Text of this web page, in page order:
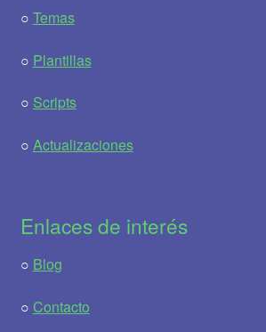
○ Temas
○ Plantillas
○ Scripts
○ Actualizaciones
Enlaces de interés
○ Blog
○ Contacto